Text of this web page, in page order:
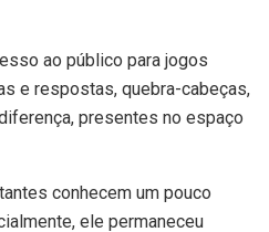
ao público para jogos
e respostas, quebra-cabeças,
presentes no espaço
conhecem um pouco
ele permaneceu